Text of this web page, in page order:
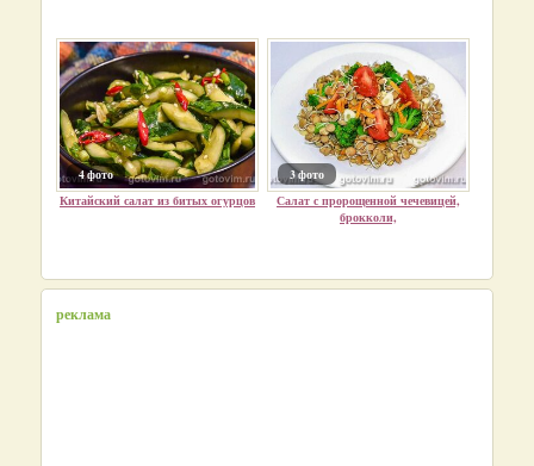
4 фото
Китайский салат из битых огурцов
3 фото
Салат с пророщенной чечевицей,
брокколи,
реклама